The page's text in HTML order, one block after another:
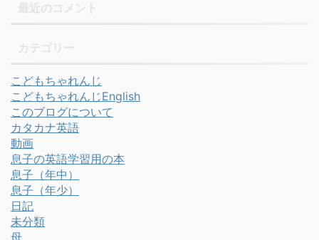
こどもちゃれんじ
こどもちゃれんじEnglish
このブログについて
カタカナ英語
動画
息子の英語学習用の本
息子（年中）
息子（年少）
日記
未分類
母